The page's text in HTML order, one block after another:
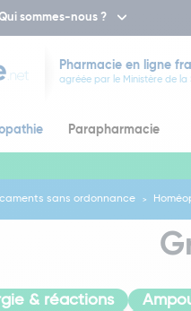
sommes-nous ?
Pharmacie en ligne
agréée par le Ministère de la
Parapharmacie
sans ordonnance
& réactions